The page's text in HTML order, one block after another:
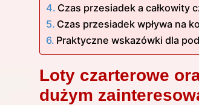
Czas przesiadek a całkowity
Czas przesiadek wpływa na
Praktyczne wskazówki dla
Loty czarterowe
dużym